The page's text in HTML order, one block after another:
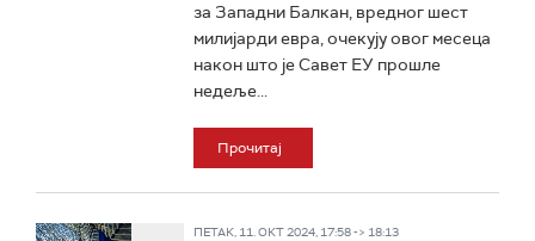
за Западни Балкан, вредног шест
милијарди евра, очекују овог месеца
након што је Савет ЕУ прошле
недеље...
Прочитај
ПЕТАК, 11. ОКТ 2024, 17:58 -> 18:13